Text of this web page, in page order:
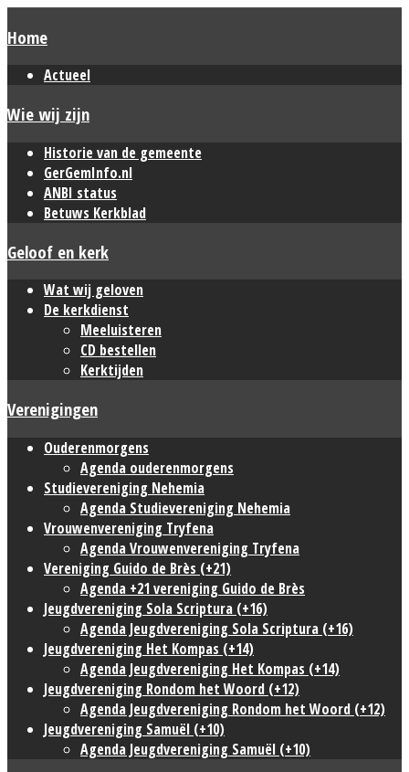
Home
Actueel
Wie wij zijn
Historie van de gemeente
GerGemInfo.nl
ANBI status
Betuws Kerkblad
Geloof en kerk
Wat wij geloven
De kerkdienst
Meeluisteren
CD bestellen
Kerktijden
Verenigingen
Ouderenmorgens
Agenda ouderenmorgens
Studievereniging Nehemia
Agenda Studievereniging Nehemia
Vrouwenvereniging Tryfena
Agenda Vrouwenvereniging Tryfena
Vereniging Guido de Brès (+21)
Agenda +21 vereniging Guido de Brès
Jeugdvereniging Sola Scriptura (+16)
Agenda Jeugdvereniging Sola Scriptura (+16)
Jeugdvereniging Het Kompas (+14)
Agenda Jeugdvereniging Het Kompas (+14)
Jeugdvereniging Rondom het Woord (+12)
Agenda Jeugdvereniging Rondom het Woord (+12)
Jeugdvereniging Samuël (+10)
Agenda Jeugdvereniging Samuël (+10)